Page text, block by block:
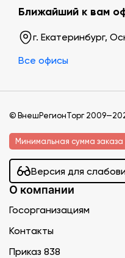
Ближайший к вам
г. Екатеринбург,
Все офисы
© ВнешРегионТорг
Минимальная сумма
Версия для
О компании
Госорганизациям
Контакты
Приказ 838